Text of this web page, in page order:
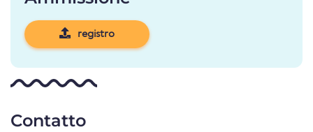
registro
Contatto